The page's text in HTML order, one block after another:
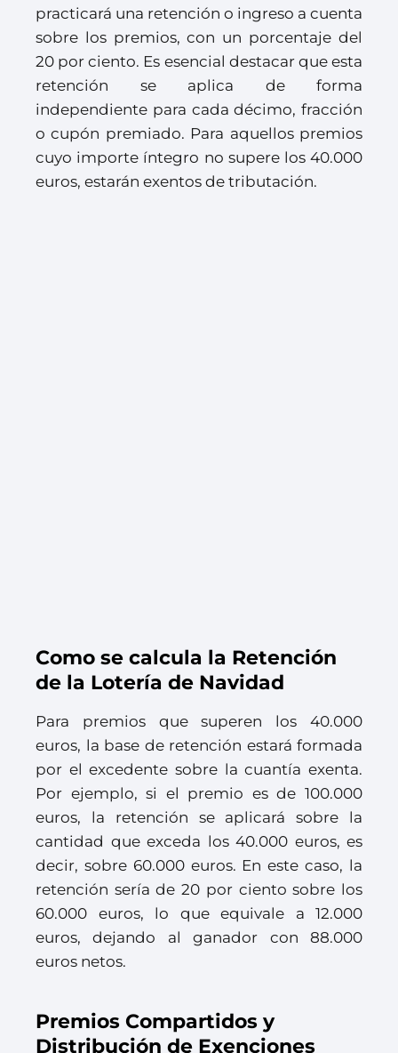
practicará una retención o ingreso a cuenta
sobre los premios, con un porcentaje del
20 por ciento. Es esencial destacar que esta
retención se aplica de forma
independiente para cada décimo, fracción
o cupón premiado. Para aquellos premios
cuyo importe íntegro no supere los 40.000
euros, estarán exentos de tributación.
Como se calcula la Retención
de la Lotería de Navidad
Para premios que superen los 40.000
euros, la base de retención estará formada
por el excedente sobre la cuantía exenta.
Por ejemplo, si el premio es de 100.000
euros, la retención se aplicará sobre la
cantidad que exceda los 40.000 euros, es
decir, sobre 60.000 euros. En este caso, la
retención sería de 20 por ciento sobre los
60.000 euros, lo que equivale a 12.000
euros, dejando al ganador con 88.000
euros netos.
Premios Compartidos y
Distribución de Exenciones